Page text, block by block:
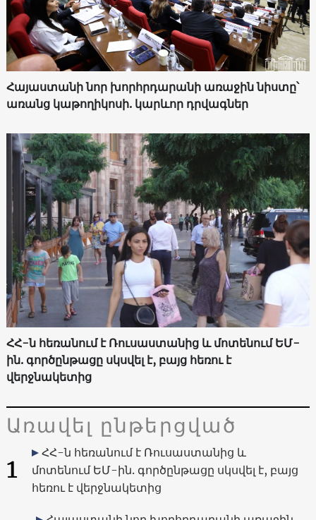
Հայաստանի նոր խորհրդարանի առաջին նիստը՝
առանց կաթողիկոսի. կարևոր դրվագներ
ՀՀ-ն հեռանում է Ռուսաստանից և մոտենում ԵՄ-
ին. գործընթացը սկսվել է, բայց հեռու է
վերջնակետից
Առավել ընթերցված
1
ՀՀ-ն հեռանում է Ռուսաստանից և
մոտենում ԵՄ-ին. գործընթացը սկսվել է, բայց
հեռու է վերջնակետից